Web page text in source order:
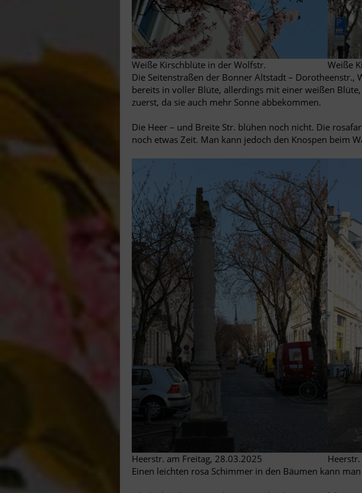
Weiße Kirschblüte in der Wolfstr.
Weiße
Die Seitenstraßen der Bonner Altstadt – Dorotheenstr.,
bereits in voller Blüte, allerdings mit einer weißen
zuerst, da sie auch mehr Sonne abbekommen.
Die Heer – und Breite Str. blühen noch nicht. Die
noch etwas Zeit. Man kann jedoch den Knospen beim
Heerstr. am Freitag, 28.03.2025
Einen leichten rosa Schimmer in den Bäumen kann